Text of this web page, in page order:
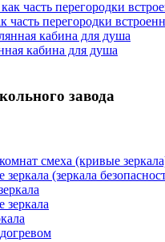
часть перегородки
кабина для душа
завода
смеха (кривые
(зеркала
зеркала